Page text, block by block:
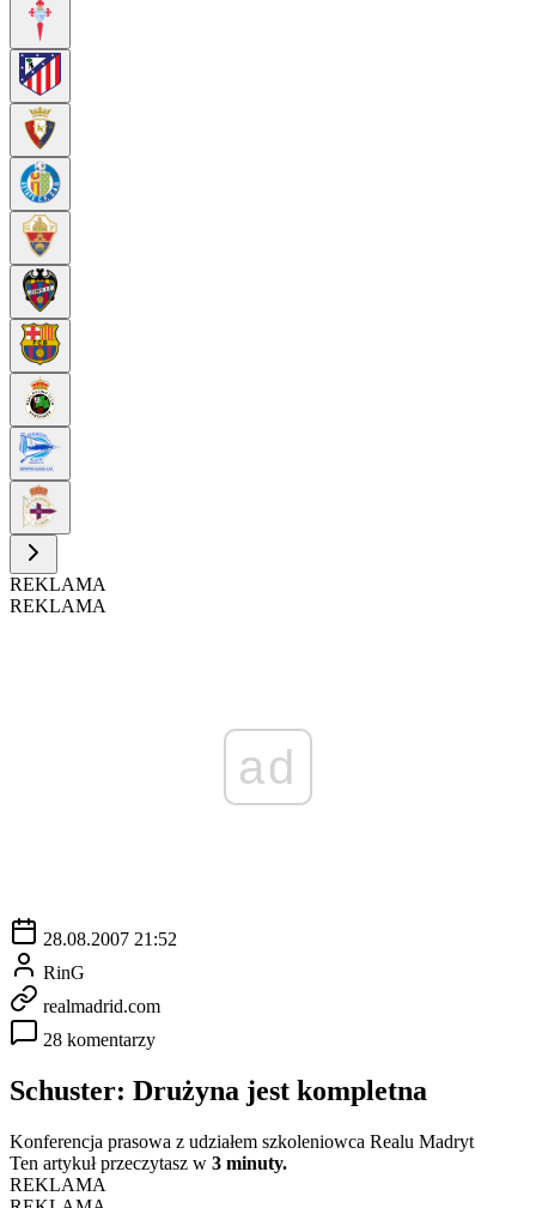
REKLAMA
REKLAMA
ad
28.08.2007 21:52
RinG
realmadrid.com
28 komentarzy
Schuster: Drużyna jest kompletna
Konferencja prasowa z udziałem szkoleniowca Realu Madryt
Ten artykuł przeczytasz w 3 minuty.
REKLAMA